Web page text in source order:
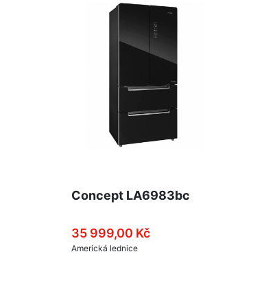
Concept LA6983bc
35 999,00 Kč
Americká lednice